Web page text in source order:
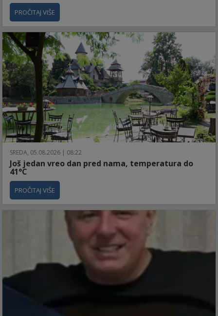
PROČITAJ VIŠE
SREDA, 05.08.2026 | 08:22
Još jedan vreo dan pred nama, temperatura do
41°C
PROČITAJ VIŠE